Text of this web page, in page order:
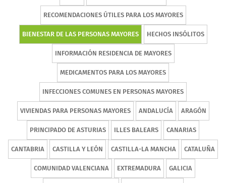
RECOMENDACIONES ÚTILES PARA LOS MAYORES
BIENESTAR DE LAS PERSONAS MAYORES HECHOS INSÓLITOS
INFORMACIÓN RESIDENCIA DE MAYORES
MEDICAMENTOS PARA LOS MAYORES
INFECCIONES COMUNES EN PERSONAS MAYORES
VIVIENDAS PARA PERSONAS MAYORES ANDALUCÍA ARAGÓN
PRINCIPADO DE ASTURIAS ILLES BALEARS CANARIAS
CANTABRIA CASTILLA Y LEÓN CASTILLA-LA MANCHA CATALUÑA
COMUNIDAD VALENCIANA EXTREMADURA GALICIA